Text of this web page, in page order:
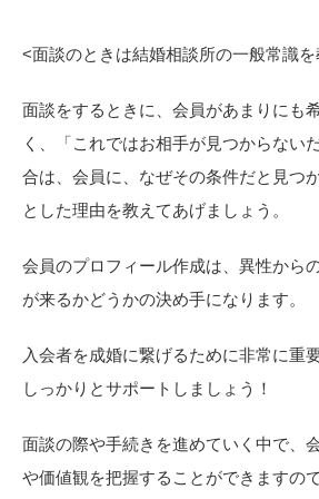
<面談のときは結婚相談所の一般常識
面談をするときに、会員があまりにも
く、「これではお相手が見つからない
合は、会員に、なぜその条件だと見つ
とした理由を教えてあげましょう。
会員のプロフィール作成は、異性から
が来るかどうかの決め手になります。
入会者を成婚に繋げるために非常に重
しっかりとサポートしましょう！
面談の際や手続きを進めていく中で、
や価値観を把握することができますの